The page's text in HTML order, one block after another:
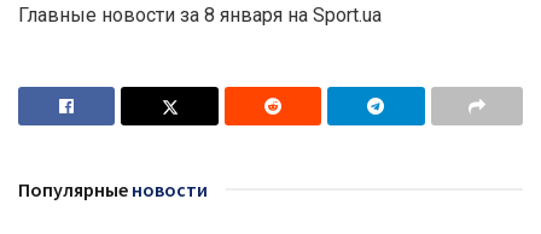
Главные новости за 8 января на Sport.ua
Популярные новости